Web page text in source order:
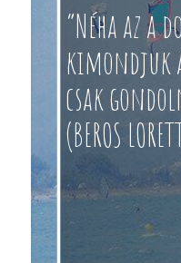
“Néha az a
kimondjuk
csak
(BEROS